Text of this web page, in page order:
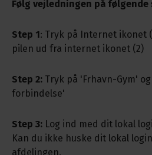
Følg vejledningen på følgende
Step 1: Tryk på Internet ikonet
pilen ud fra internet ikonet (2)
Step 2: Tryk på 'Frhavn-Gym'
forbindelse'
Step 3: Log ind med dit lokal
Kan du ikke huske dit lokal
afdelingen.